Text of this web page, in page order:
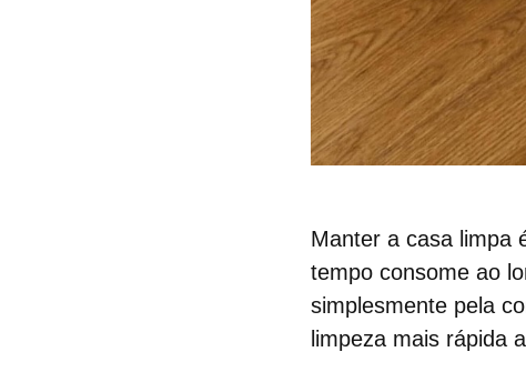
Manter a casa limpa
tempo consome ao
simplesmente pela
limpeza mais rápida